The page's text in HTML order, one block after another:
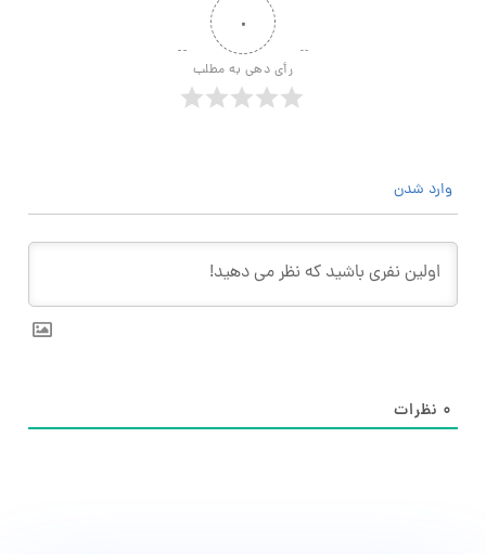
۰
رأی دهی به مطلب
وارد شدن
۰ نظرات